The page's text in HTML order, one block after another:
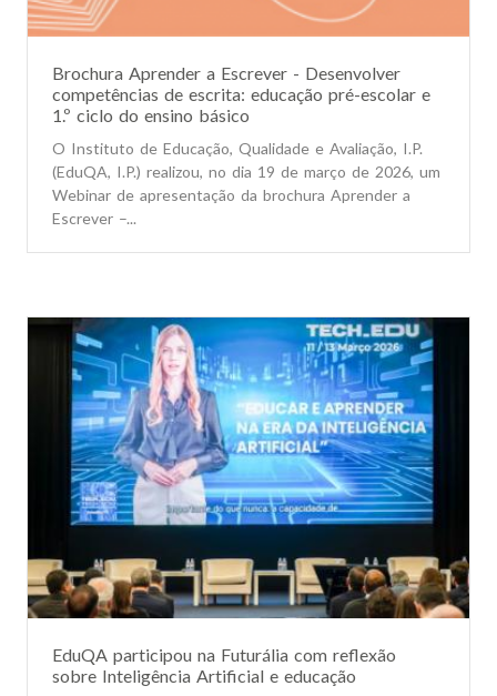
Brochura Aprender a Escrever - Desenvolver
competências de escrita: educação pré-escolar e
1.º ciclo do ensino básico
O Instituto de Educação, Qualidade e Avaliação, I.P.
(EduQA, I.P.) realizou, no dia 19 de março de 2026, um
Webinar de apresentação da brochura Aprender a
Escrever –...
EduQA participou na Futurália com reflexão
sobre Inteligência Artificial e educação